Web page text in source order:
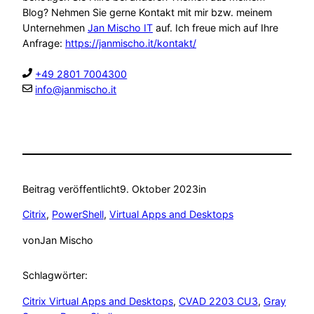
Blog? Nehmen Sie gerne Kontakt mit mir bzw. meinem
Unternehmen Jan Mischo IT auf. Ich freue mich auf Ihre
Anfrage: https://janmischo.it/kontakt/
+49 2801 7004300
info@janmischo.it
Beitrag veröffentlicht9. Oktober 2023in
Citrix, PowerShell, Virtual Apps and Desktops
vonJan Mischo
Schlagwörter:
Citrix Virtual Apps and Desktops, CVAD 2203 CU3, Gray